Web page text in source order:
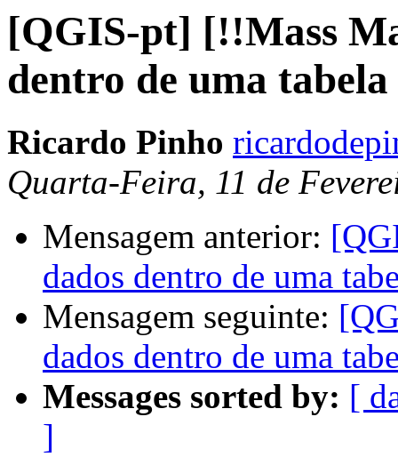
[QGIS-pt] [!!Mass
dentro de uma tabela
Ricardo Pinho
Quarta-Feira, 11 de
Mensagem anterior:
dados dentro de uma
Mensagem seguinte:
dados dentro de uma
Messages sorted by: [
]